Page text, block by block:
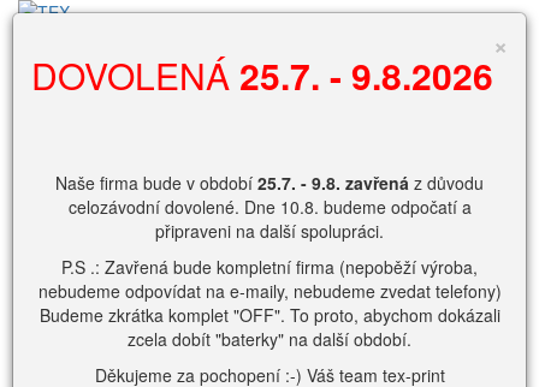
Vyhledávání
Košík je prázdný
Zobrazit košík.
přihlašovací
jméno
Heslo
×
DOVOLENÁ 25.7. - 9.8.2026
Naše firma bude v období 25.7. - 9.8. zavřená z důvodu
celozávodní dovolené. Dne 10.8. budeme odpočatí a
připraveni na další spolupráci.
P.S .: Zavřená bude kompletní firma (nepoběží výroba,
nebudeme odpovídat na e-maily, nebudeme zvedat telefony)
Budeme zkrátka komplet "OFF". To proto, abychom dokázali
zcela dobít "baterky" na další období.
Děkujeme za pochopení :-) Váš team tex-print